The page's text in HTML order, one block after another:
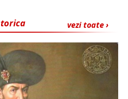
vezi toate ›